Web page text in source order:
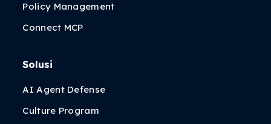
Policy Management
Connect MCP
Solusi
AI Agent Defense
Culture Program